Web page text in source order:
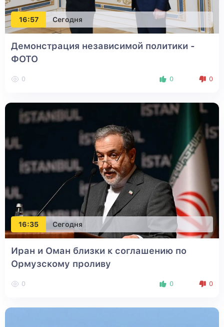
16:57 Сегодня
Демонстрация независимой политики -
ФОТО
0 0 0
16:35 Сегодня
Иран и Оман близки к соглашению по
Ормузскому проливу
0 0 0